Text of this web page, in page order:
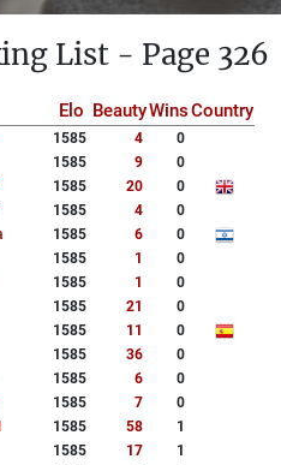
List - Page 326
Elo BeautyWinsCountry
1585 4
0
1585 9
0
1585 20
0
1585 4
0
1585 6
0
1585 1
0
1585 1
0
1585 21
0
1585 11
0
1585 36
0
1585 6
0
1585 7
0
1585 58
1
1585 17
1